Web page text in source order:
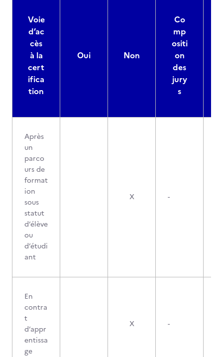
Voie
d’ac
cès
à la
cert
ifica
tion
Oui Non
Co
mp
ositi
on
des
jury
s
Après
un
parco
urs de
format
ion
sous
statut
d’élève
ou
d’étudi
ant
X -
En
contra
t
d’appr
entissa
ge
X -